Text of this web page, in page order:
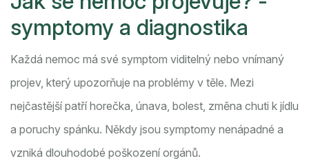
symptomy a diagnostika
Každá nemoc má své symptom viditelný nebo vnímaný
projev, který upozorňuje na problémy v těle. Mezi
nejčastější patří horečka, únava, bolest, změna chuti k jídlu
a poruchy spánku. Někdy jsou symptomy nenápadné a
vzniká dlouhodobé poškození orgánů.